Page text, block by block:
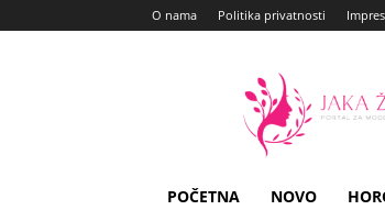
O nama Politika privatnosti
Zena
POČETNA NOVO